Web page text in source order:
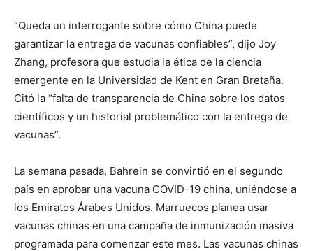
“Queda un interrogante sobre cómo China puede
garantizar la entrega de vacunas confiables”, dijo Joy
Zhang, profesora que estudia la ética de la ciencia
emergente en la Universidad de Kent en Gran Bretaña.
Citó la “falta de transparencia de China sobre los datos
científicos y un historial problemático con la entrega de
vacunas”.
La semana pasada, Bahrein se convirtió en el segundo
país en aprobar una vacuna COVID-19 china, uniéndose a
los Emiratos Árabes Unidos. Marruecos planea usar
vacunas chinas en una campaña de inmunización masiva
programada para comenzar este mes. Las vacunas chinas